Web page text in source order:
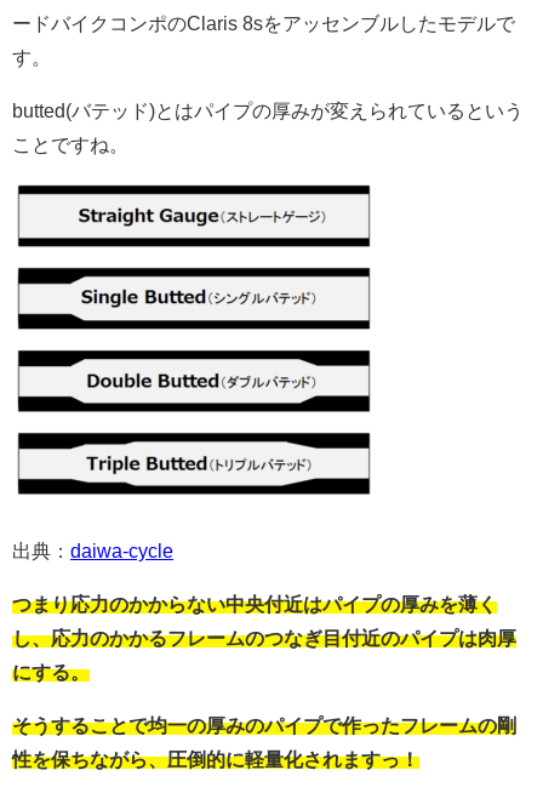
ードバイクコンポのClaris 8sをアッセンブルしたモデルで
す。
butted(バテッド)とはパイプの厚みが変えられているという
ことですね。
出典： daiwa-cycle
つまり応力のかからない中央付近はパイプの厚みを薄く
し、応力のかかるフレームのつなぎ目付近のパイプは肉厚
にする。
そうすることで均一の厚みのパイプで作ったフレームの剛
性を保ちながら、圧倒的に軽量化されますっ！